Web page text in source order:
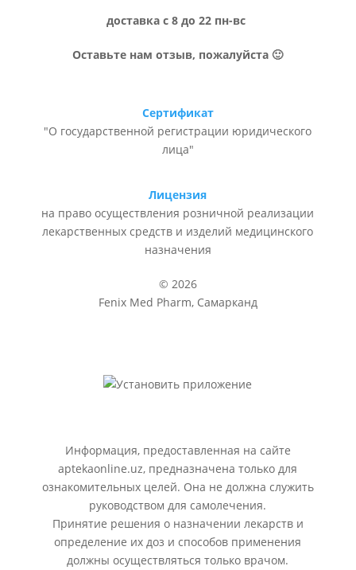
доставка с 8 до 22 пн-вс
Оставьте нам отзыв, пожалуйста 🙂
Сертификат
"О государственной регистрации юридического
лица"
Лицензия
на право осуществления розничной реализации
лекарственных средств и изделий медицинского
назначения
© 2026
Fenix Med Pharm, Самарканд
Информация, предоставленная на сайте
aptekaonline.uz, предназначена только для
ознакомительных целей. Она не должна служить
руководством для самолечения.
Принятие решения о назначении лекарств и
определение их доз и способов применения
должны осуществляться только врачом.